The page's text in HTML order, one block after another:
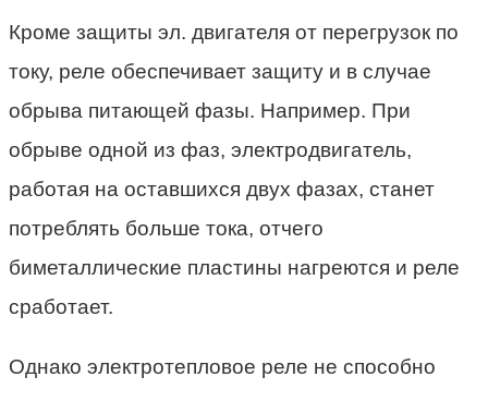
Кроме защиты эл. двигателя от перегрузок по
току, реле обеспечивает защиту и в случае
обрыва питающей фазы. Например. При
обрыве одной из фаз, электродвигатель,
работая на оставшихся двух фазах, станет
потреблять больше тока, отчего
биметаллические пластины нагреются и реле
сработает.
Однако электротепловое реле не способно